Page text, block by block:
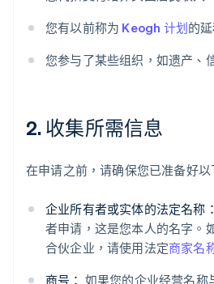
您有以前称为 Keogh 计划的
您参与了某些组织，如遗产、
2. 收集所需信息
在申请之前，请确保您已准备好以
企业所有者或实体的法定名称：
者申请，这是您本人的名字。
合伙企业，请使用法定商家名
商号： 如果您的企业经营名称